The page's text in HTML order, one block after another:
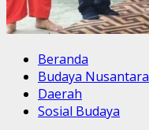
Beranda
Budaya Nusantara
Daerah
Sosial Budaya